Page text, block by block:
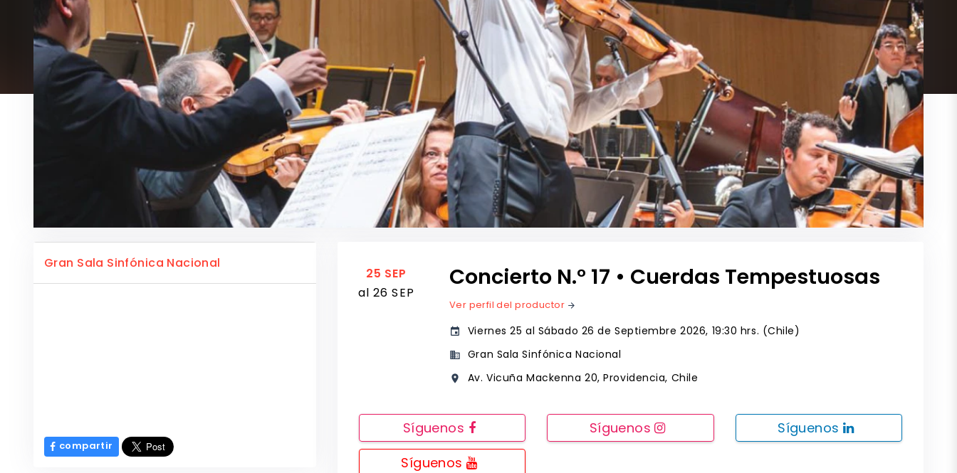
Gran Sala Sinfónica Nacional
compartir
25 SEP
al 26 SEP
Concierto N.° 17 • Cuerdas Tempestuosas
Ver perfil del productor arrow_forward
event Viernes 25 al Sábado 26 de Septiembre 2026, 19:30 hrs. (Chile)
business Gran Sala Sinfónica Nacional
place Av. Vicuña Mackenna 20, Providencia, Chile
Síguenos Síguenos
Síguenos
Síguenos